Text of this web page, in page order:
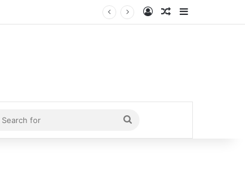
Log InRandom Article
Search
for